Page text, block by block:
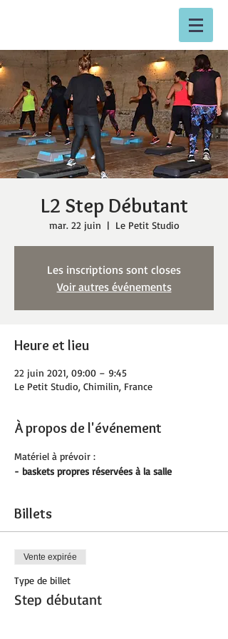
L2 Step Débutant
mar. 22 juin
  |
Le Petit Studio
Les inscriptions sont closes
Voir autres événements
Heure et lieu
22 juin 2021, 09:00 – 9:45
Le Petit Studio, Chimilin, France
À propos de l'événement
Matériel à prévoir :
- baskets propres réservées à la salle
Billets
Vente expirée
Type de billet
Step débutant